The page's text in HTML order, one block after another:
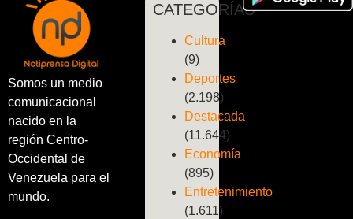
Somos un medio
comunicacional
nacido en la
región Centro-
Occidental de
Venezuela para el
mundo.
CATEGORÍAS
Cultura
(9)
Deportes
(2.198)
Destacada
(11.644)
Economía
(895)
Entretenimiento
(1.611)